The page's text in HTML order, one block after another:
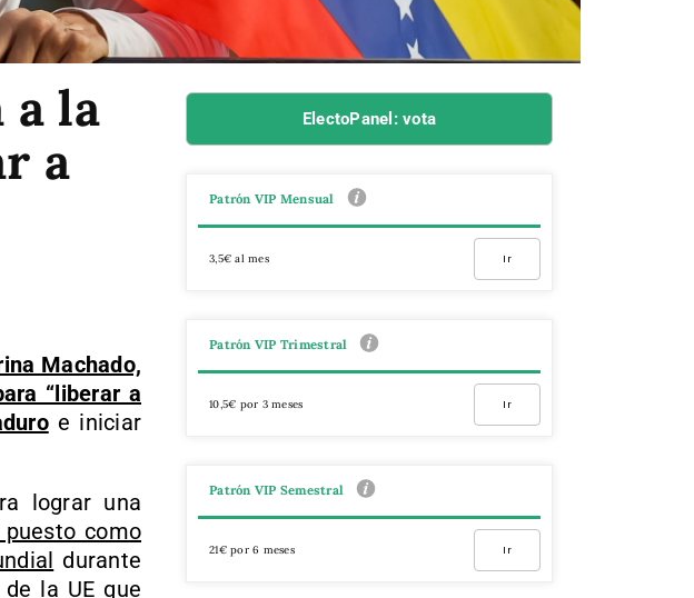
a la
a
Machado,
“liberar a
e iniciar
lograr una
puesto como
durante
la UE que
ElectoPanel: vota
Patrón VIP Mensual
3,5€ al mes Ir
Patrón VIP Trimestral
10,5€ por 3 meses Ir
Patrón VIP Semestral
21€ por 6 meses Ir